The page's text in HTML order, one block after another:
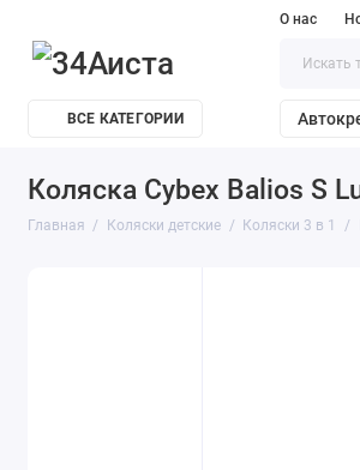
О нас
ВСЕ КАТЕГОРИИ
Коляска Cybex Balios S
Главная Коляски детские Коляски 3 в 1